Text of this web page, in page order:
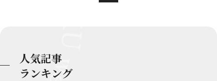
人気記事
ランキング